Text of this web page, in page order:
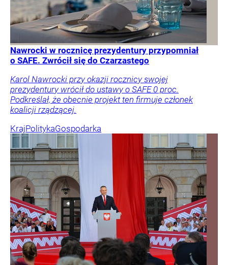
Nawrocki w rocznicę prezydentury przypomniał
o SAFE. Zwrócił się do Czarzastego
Karol Nawrocki przy okazji rocznicy swojej
prezydentury wrócił do ustawy o SAFE 0 proc.
Podkreślał, że obecnie projekt ten firmuje członek
koalicji rządzącej.
KrajPolitykaGospodarka